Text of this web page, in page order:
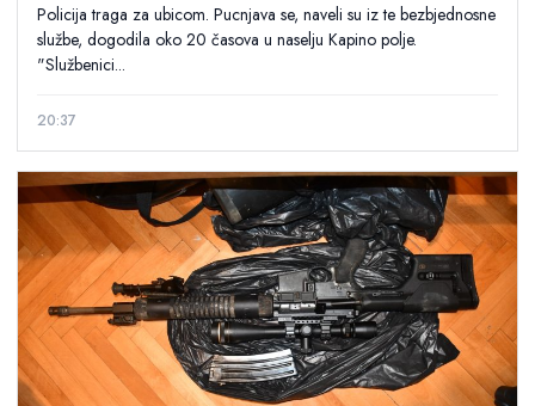
Policija traga za ubicom. Pucnjava se, naveli su iz te bezbjednosne
službe, dogodila oko 20 časova u naselju Kapino polje.
"Službenici...
20:37